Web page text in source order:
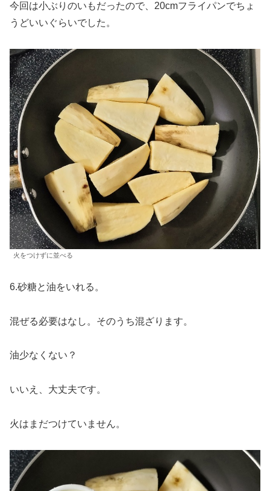
今回は小ぶりのいもだったので、20cmフライパンでちょ
うどいいぐらいでした。
火をつけずに並べる
6.砂糖と油をいれる。
混ぜる必要はなし。そのうち混ざります。
油少なくない？
いいえ、大丈夫です。
火はまだつけていません。